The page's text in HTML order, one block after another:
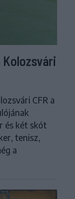
Kolozsvári
CFR a
és két skót
tenisz,
a